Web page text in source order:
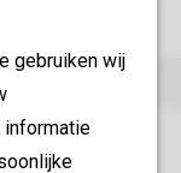
gebruiken wij
informatie